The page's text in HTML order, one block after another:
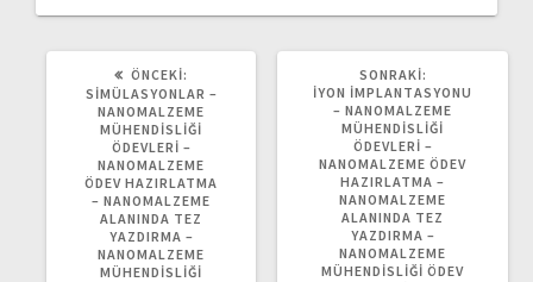
ÖNCEKI:
YAZI:
SIMÜLASYONLAR –
NANOMALZEME
MÜHENDISLIĞI
ÖDEVLERI –
NANOMALZEME
ÖDEV HAZIRLATMA
– NANOMALZEME
ALANINDA TEZ
YAZDIRMA –
NANOMALZEME
MÜHENDISLIĞI
SONRAKI:
YAZI:
İYON İMPLANTASYONU
– NANOMALZEME
MÜHENDISLIĞI
ÖDEVLERI –
NANOMALZEME ÖDEV
HAZIRLATMA –
NANOMALZEME
ALANINDA TEZ
YAZDIRMA –
NANOMALZEME
MÜHENDISLIĞI ÖDEV